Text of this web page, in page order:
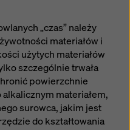
„czas” należy
materiałów i
użytych materiałów
szczególnie trwała
powierzchnie
materiałem,
surowca, jakim jest
do kształtowania
organów w tych
prawnych przeciwko
wszystkie pliki
klikając „Odrzuć” lub
plików cookie,
na dole tej witryny i
wyboru. Zgodę można
ze skutkiem na
klikając